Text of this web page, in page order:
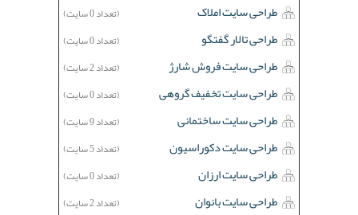
طراحی سایت املاک (تعداد 0 سایت)
طراحی تالار گفتگو (تعداد 0 سایت)
طراحی سایت فروش شارژ (تعداد 2 سایت)
طراحی سایت تخفیف گروهی (تعداد 0 سایت)
طراحی سایت ساختمانی (تعداد 9 سایت)
طراحی سایت دکوراسیون (تعداد 5 سایت)
طراحی سایت ارزان (تعداد 0 سایت)
طراحی سایت بانوان (تعداد 2 سایت)